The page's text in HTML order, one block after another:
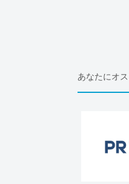
あなたにオ